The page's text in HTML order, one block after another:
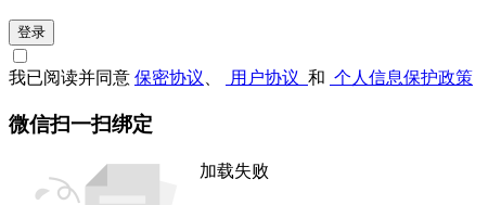
登录
我已阅读并同意 保密协议 用户协议 和 个人信息保护政策
微信扫一扫绑定
加载失败